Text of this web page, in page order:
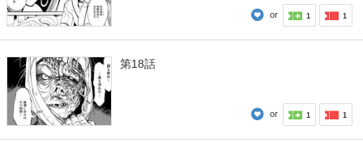
or 1 1
第18話
or 1 1